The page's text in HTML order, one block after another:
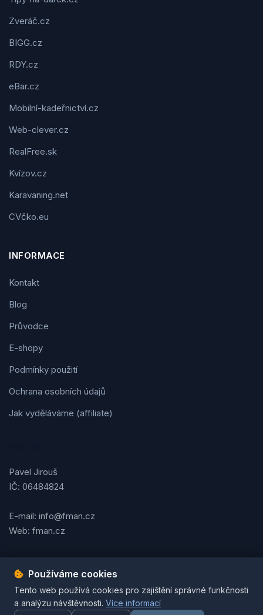
Zveráč.cz
BIGG.cz
RDY.cz
eBar.cz
Mobilní-kadeřnictví.cz
Web-clever.cz
RealFree.sk
Kvízov.cz
Karavaning.net
CVčko.eu
INFORMACE
Kontakt
Blog
Průvodce
E-shopy
Podmínky použití
Ochrana osobních údajů
Jak vyděláváme (affiliate)
Pavel Jirouš
IČ: 06484824
E-mail: info@fman.cz
Web: fman.cz
Podmínky použitíOchrana osobních údajůCookies
© 2026 FMAN.cz. Všechna práva vyhrazena. | Vytvořil
Používáme cookies
Tento web používá cookies pro zajištění správné funkčnosti
a analýzu návštěvnosti. Více informací